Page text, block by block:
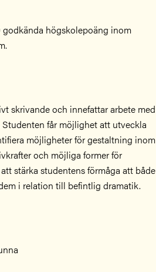
högskolepoäng inom
skrivande och innefattar arbete med
får möjlighet att utveckla
möjligheter för gestaltning inom
och möjliga former för
stärka studentens förmåga att både
i relation till befintlig dramatik.